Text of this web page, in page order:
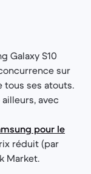
Galaxy S10
sur
tous ses atouts.
avec
pour le
réduit (par
Market.